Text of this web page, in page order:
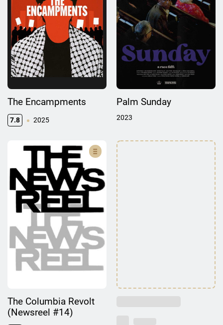
The Encampments
7.8 2025
Palm Sunday
2023
The Columbia Revolt
(Newsreel #14)